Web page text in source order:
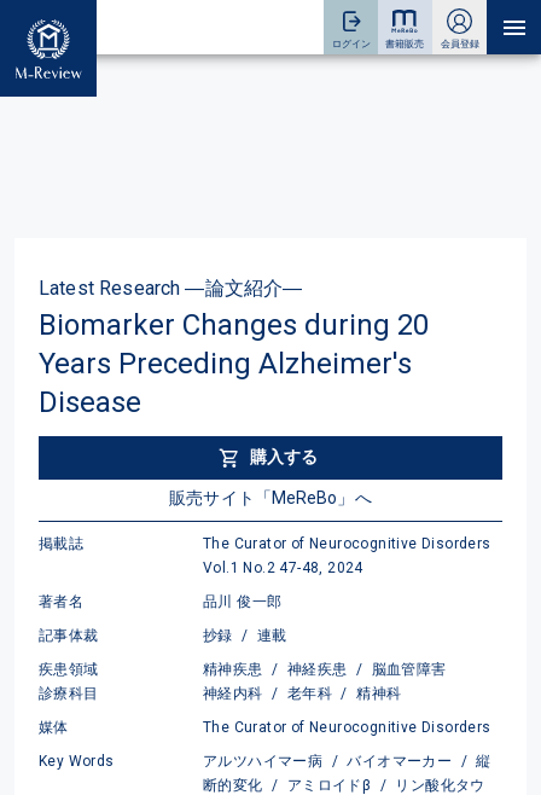
Latest Research ―論文紹介―
Biomarker Changes during 20
Years Preceding Alzheimer's
Disease
購入する
販売サイト「MeReBo」へ
掲載誌
The Curator of Neurocognitive Disorders
Vol.1 No.2 47-48, 2024
著者名
品川 俊一郎
記事体裁
抄録 / 連載
疾患領域
精神疾患 / 神経疾患 /
脳血管障害
診療科目
神経内科 / 老年科 / 精神科
媒体
The Curator of Neurocognitive Disorders
Key Words
アルツハイマー病 / バイオマーカー / 縦
断的変化 / アミロイドβ /
リン酸化タウ